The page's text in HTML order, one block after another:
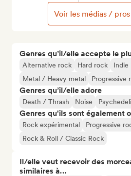
Genres qu’il/elle accepte le
Alternative rock Hard rock
Indie
Metal / Heavy metal
Progressive
Genres qu’il/elle adore
Death / Thrash Noise
Genres qu'ils sont également
Rock expérimental
Progressive
Rock & Roll / Classic Rock
Il/elle veut recevoir des
similaires à…
Voir les médias /